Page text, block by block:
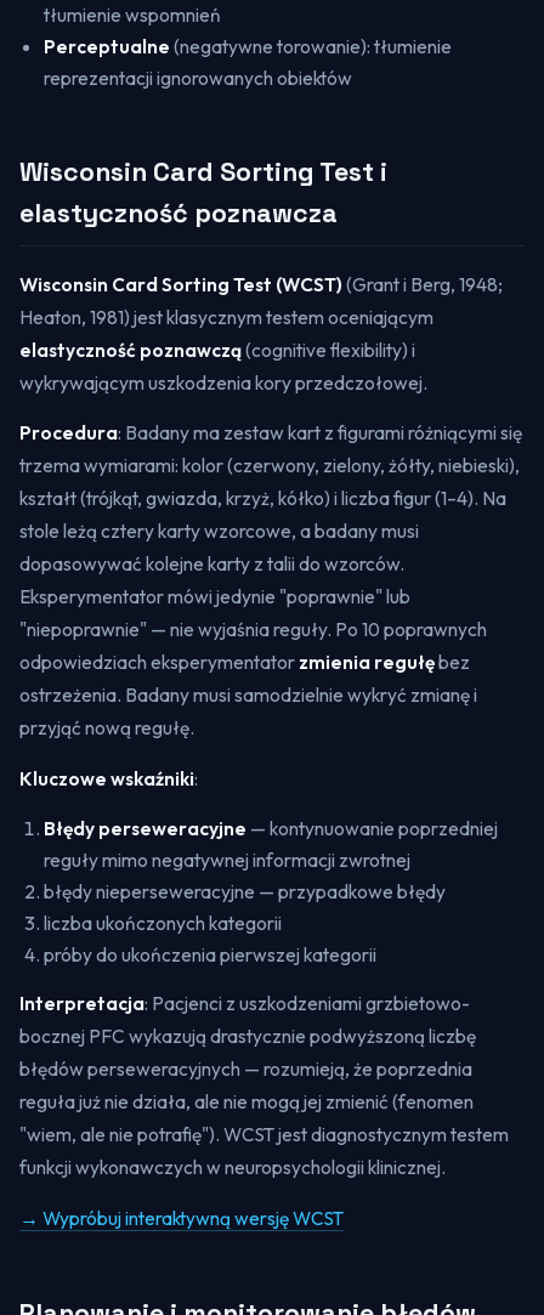
tłumienie wspomnień
Perceptualne (negatywne torowanie): tłumienie
reprezentacji ignorowanych obiektów
Wisconsin Card Sorting Test i
elastyczność poznawcza
Wisconsin Card Sorting Test (WCST) (Grant i Berg, 1948;
Heaton, 1981) jest klasycznym testem oceniającym
elastyczność poznawczą(cognitive flexibility) i
wykrywającym uszkodzenia kory przedczołowej.
Procedura: Badany ma zestaw kart z figurami różniącymi się
trzema wymiarami: kolor (czerwony, zielony, żółty, niebieski),
kształt (trójkąt, gwiazda, krzyż, kółko) i liczba figur (1–4). Na
stole leżą cztery karty wzorcowe, a badany musi
dopasowywać kolejne karty z talii do wzorców.
Eksperymentator mówi jedynie "poprawnie" lub
"niepoprawnie" — nie wyjaśnia reguły. Po 10 poprawnych
odpowiedziach eksperymentator zmienia regułębez
ostrzeżenia. Badany musi samodzielnie wykryć zmianę i
przyjąć nową regułę.
Kluczowe wskaźniki:
Błędy perseweracyjne — kontynuowanie poprzedniej
reguły mimo negatywnej informacji zwrotnej
błędy nieperseweracyjne — przypadkowe błędy
liczba ukończonych kategorii
próby do ukończenia pierwszej kategorii
Interpretacja: Pacjenci z uszkodzeniami grzbietowo-
bocznej PFC wykazują drastycznie podwyższoną liczbę
błędów perseweracyjnych — rozumieją, że poprzednia
reguła już nie działa, ale nie mogą jej zmienić (fenomen
"wiem, ale nie potrafię"). WCST jest diagnostycznym testem
funkcji wykonawczych w neuropsychologii klinicznej.
→ Wypróbuj interaktywną wersję WCST